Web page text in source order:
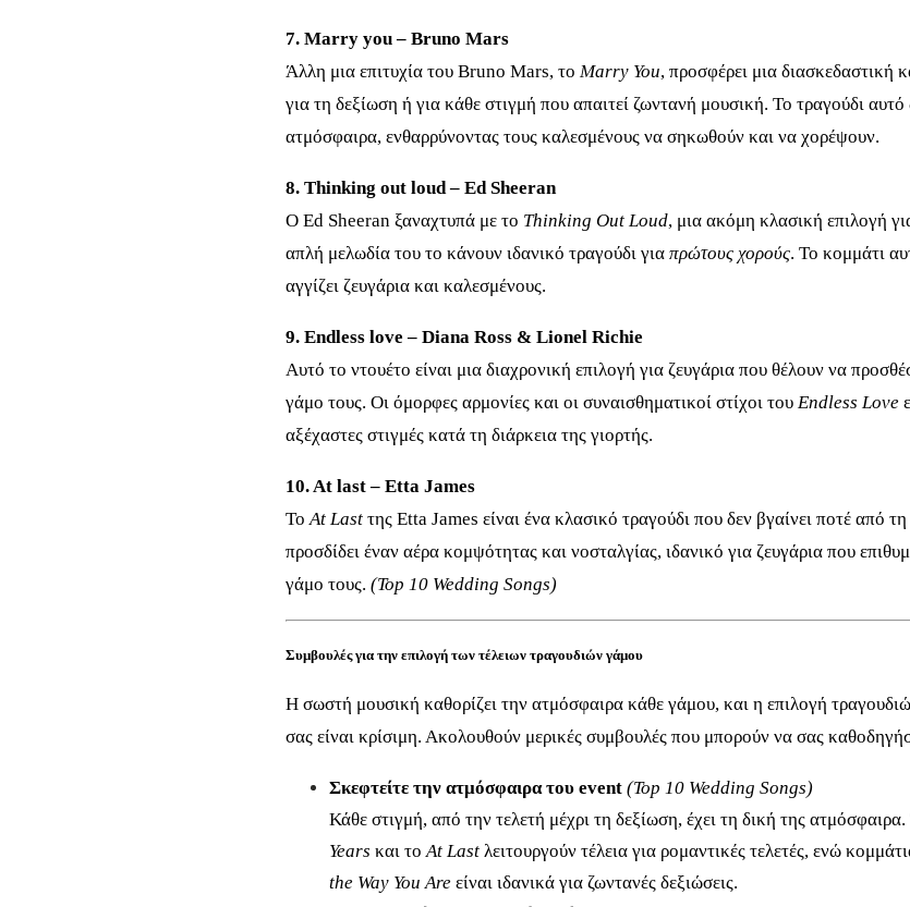
7. Marry you – Bruno Mars
Άλλη μια επιτυχία του Bruno Mars, το Marry You, προσφέρει μια διασκεδαστική
για τη δεξίωση ή για κάθε στιγμή που απαιτεί ζωντανή μουσική. Το τραγούδι αυτό
ατμόσφαιρα, ενθαρρύνοντας τους καλεσμένους να σηκωθούν και να χορέψουν.
8. Thinking out loud – Ed Sheeran
Ο Ed Sheeran ξαναχτυπά με το Thinking Out Loud, μια ακόμη κλασική επιλογή
απλή μελωδία του το κάνουν ιδανικό τραγούδι για πρώτους χορούς. Το κομμάτι
αγγίζει ζευγάρια και καλεσμένους.
9. Endless love – Diana Ross & Lionel Richie
Αυτό το ντουέτο είναι μια διαχρονική επιλογή για ζευγάρια που θέλουν να
γάμο τους. Οι όμορφες αρμονίες και οι συναισθηματικοί στίχοι του Endless Love
αξέχαστες στιγμές κατά τη διάρκεια της γιορτής.
10. At last – Etta James
ΤοAt Last της Etta James είναι ένα κλασικό τραγούδι που δεν βγαίνει ποτέ από
προσδίδει έναν αέρα κομψότητας και νοσταλγίας, ιδανικό για ζευγάρια που
γάμο τους. (Top 10 Wedding Songs)
Συμβουλές για την επιλογή των τέλειων τραγουδιών γάμου
Η σωστή μουσική καθορίζει την ατμόσφαιρα κάθε γάμου, και η επιλογή
σας είναι κρίσιμη. Ακολουθούν μερικές συμβουλές που μπορούν να σας
Σκεφτείτε την ατμόσφαιρα του event (Top 10 Wedding Songs)
Κάθε στιγμή, από την τελετή μέχρι τη δεξίωση, έχει τη δική της
Years και το At Last λειτουργούν τέλεια για ρομαντικές τελετές, ενώ
the Way You Are είναι ιδανικά για ζωντανές δεξιώσεις.